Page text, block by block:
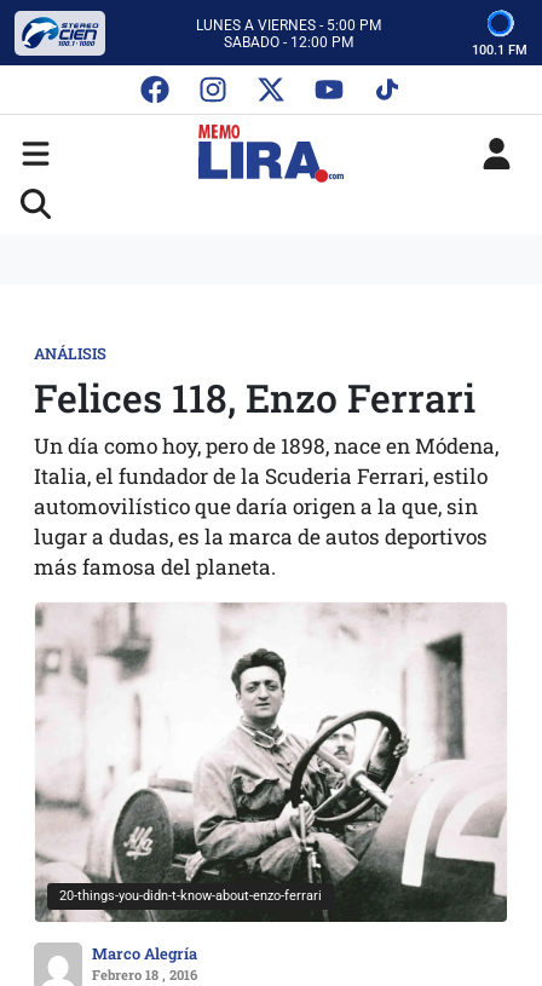
ESCUCHA AUTOS AL CIEN
CON MEMO LIRA Y SU EQUIPO
SABADO - 12:00 PM
ESCUCHA AUTOS AL CIEN
CON MEMO LIRA Y SU EQUIPO
LUNES A VIERNES - 5:00 PM
SABADO - 12:00 PM
100.1 FM
ANÁLISIS
Felices 118, Enzo Ferrari
Un día como hoy, pero de 1898, nace en Módena,
Italia, el fundador de la Scuderia Ferrari, estilo
automovilístico que daría origen a la que, sin
lugar a dudas, es la marca de autos deportivos
más famosa del planeta.
20-things-you-didn-t-know-about-enzo-ferrari
Marco Alegría
Febrero 18 , 2016